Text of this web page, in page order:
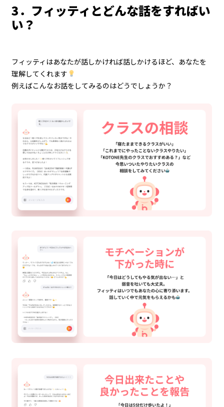
3．フィッティとどんな話をすればい
い？
フィッティはあなたが話しかければ話しかけるほど、あなたを
理解してくれます
例えばこんなお話をしてみるのはどうでしょうか？